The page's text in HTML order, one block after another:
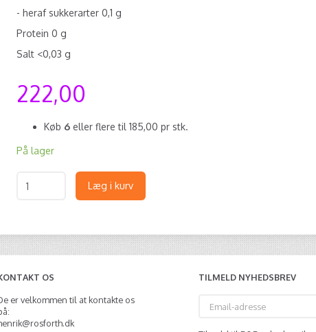
- heraf sukkerarter 0,1 g
Protein 0 g
Salt <0,03 g
222,00
Køb 6 eller flere til 185,00 pr stk.
På lager
Læg i kurv
OS
er velkommen til at kontakte os
TILMELD NYHEDSBREV
adresse